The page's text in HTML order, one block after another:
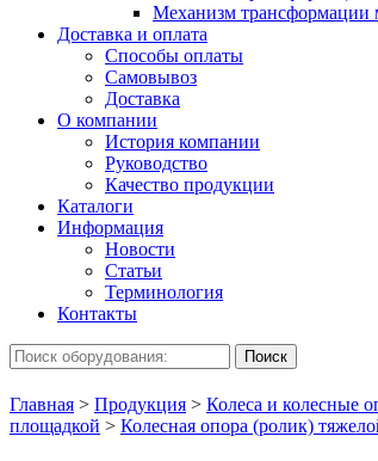
Механизм трансформации
Доставка и оплата
Способы оплаты
Самовывоз
Доставка
О компании
История компании
Руководство
Качество продукции
Каталоги
Информация
Новости
Статьи
Терминология
Контакты
Главная > Продукция > Колеса и колесные
площадкой > Колесная опора (ролик)